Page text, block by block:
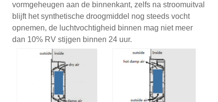
vormgeheugen aan de binnenkant, zelfs na stroomuitval
blijft het synthetische droogmiddel nog steeds vocht
opnemen, de luchtvochtigheid binnen mag niet meer
dan 10% RV stijgen binnen 24 uur.